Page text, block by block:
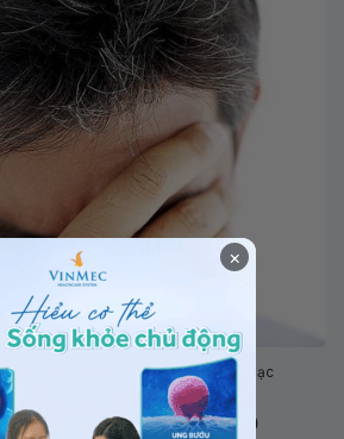
khả năng giúp phục hồi được tóc bạc
thực phẩm giúp
×